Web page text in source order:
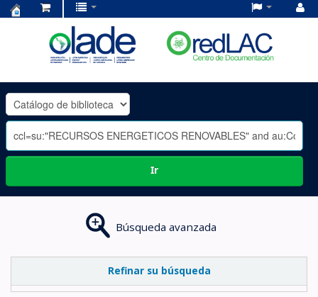
OLADE
-
Ir
Búsqueda avanzada
Refinar su búsqueda